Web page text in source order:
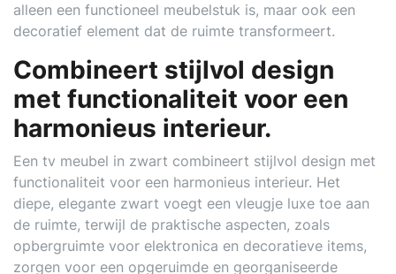
alleen een functioneel meubelstuk is, maar ook een
decoratief element dat de ruimte transformeert.
Combineert stijlvol design
met functionaliteit voor een
harmonieus interieur.
Een tv meubel in zwart combineert stijlvol design met
functionaliteit voor een harmonieus interieur. Het
diepe, elegante zwart voegt een vleugje luxe toe aan
de ruimte, terwijl de praktische aspecten, zoals
opbergruimte voor elektronica en decoratieve items,
zorgen voor een opgeruimde en georganiseerde